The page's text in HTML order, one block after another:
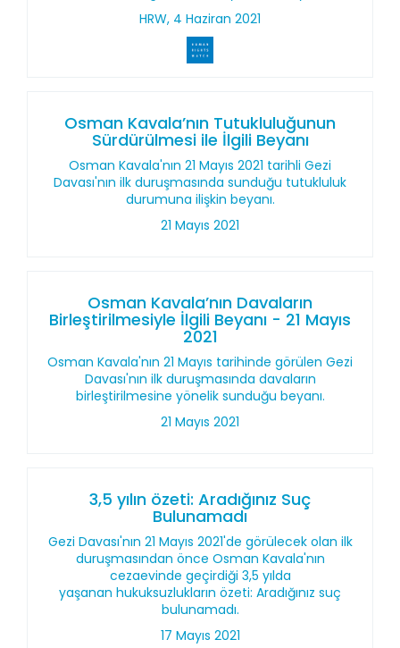
HRW, 4 Haziran 2021
Osman Kavala’nın Tutukluluğunun
Sürdürülmesi ile İlgili Beyanı
Osman Kavala'nın 21 Mayıs 2021 tarihli Gezi
Davası'nın ilk duruşmasında sunduğu tutukluluk
durumuna ilişkin beyanı.
21 Mayıs 2021
Osman Kavala’nın Davaların
Birleştirilmesiyle İlgili Beyanı - 21 Mayıs
2021
Osman Kavala'nın 21 Mayıs tarihinde görülen Gezi
Davası'nın ilk duruşmasında davaların
birleştirilmesine yönelik sunduğu beyanı.
21 Mayıs 2021
3,5 yılın özeti: Aradığınız Suç
Bulunamadı
Gezi Davası'nın 21 Mayıs 2021'de görülecek olan ilk
duruşmasından önce Osman Kavala'nın
cezaevinde geçirdiği 3,5 yılda
yaşanan hukuksuzlukların özeti: Aradığınız suç
bulunamadı.
17 Mayıs 2021